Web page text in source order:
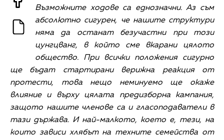
Възможните ходове са еднозначни. Аз съм
абсолютно сигурен, че нашите структури
няма да останат безучастни при този
цунгцванг, в който сме вкарани цялото
общество. При всички положения сигурно
ще бъдат стартирани верижна реакция от
протести, това нещо неминуемо ще окаже
влияние и върху цялата предизборна кампания,
защото нашите членове са и гласоподаватели в
тази държава. И най-малкото, което е, тези, на
които зависи хлябът на техните семейства от